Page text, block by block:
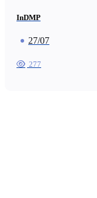
InDMP
27/07
277